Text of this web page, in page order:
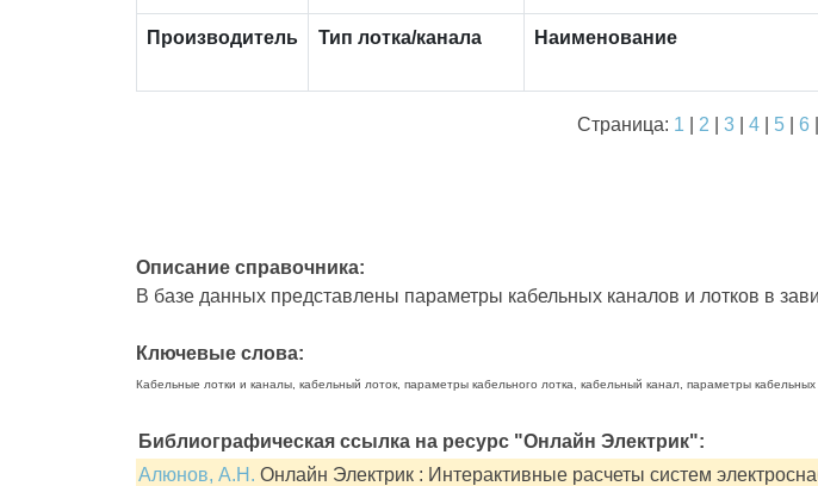
Производитель Тип лотка/канала Наименование
Страница: 1 2 3| 4| 5| 6
Описание справочника:
В базе данных представлены параметры кабельных каналов и лотков в
Ключевые слова:
Кабельные лотки и каналы, кабельный лоток, параметры кабельного лотка, кабельный канал, параметры кабельных
Библиографическая ссылка на ресурс "Онлайн Электрик":
Алюнов, А.Н. Онлайн Электрик : Интерактивные расчеты систем